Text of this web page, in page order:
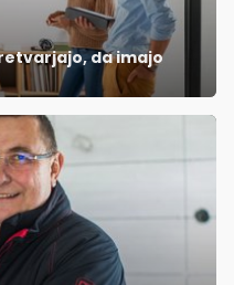
da imajo